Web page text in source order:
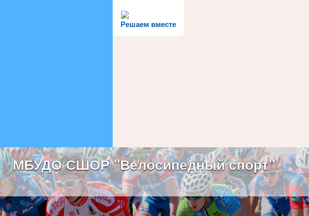
Решаем вместе
МБУДО СШОР "Велосипедный спорт"